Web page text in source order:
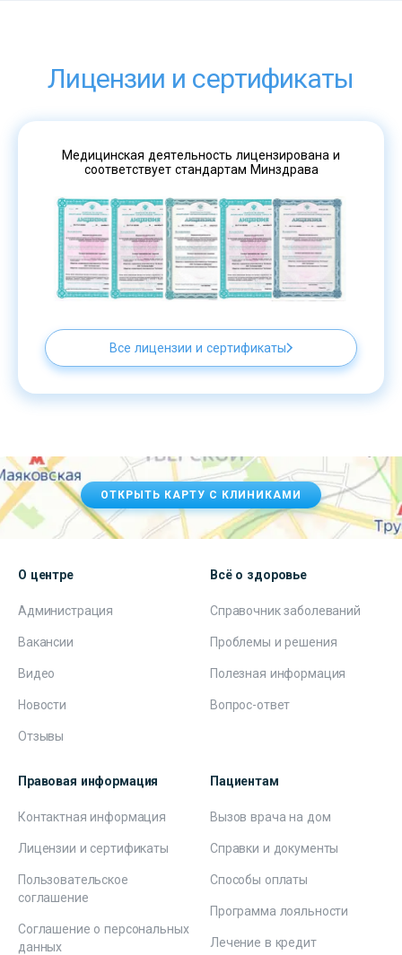
Лицензии и сертификаты
Медицинская деятельность лицензирована и
соответствует стандартам Минздрава
Все лицензии и сертификаты
ОТКРЫТЬ КАРТУ С КЛИНИКАМИ
О центре
Администрация
Вакансии
Видео
Новости
Отзывы
Всё о здоровье
Справочник заболеваний
Проблемы и решения
Полезная информация
Вопрос-ответ
Правовая информация
Контактная информация
Лицензии и сертификаты
Пользовательское
соглашение
Соглашение о персональных
данных
Пациентам
Вызов врача на дом
Справки и документы
Способы оплаты
Программа лояльности
Лечение в кредит